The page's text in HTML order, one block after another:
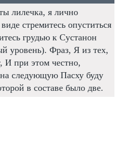
лилечка, я лично
стремитесь опуститься
грудью к Сустанон
уровень). Фраз, Я из тех,
И при этом честно,
следующую Пасху буду
в составе было две.